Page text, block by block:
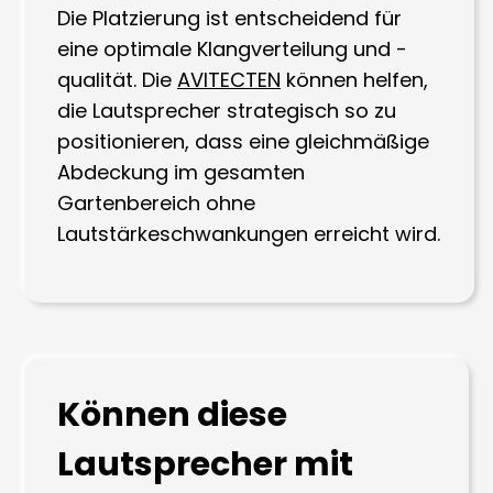
Die Platzierung ist entscheidend für
eine optimale Klangverteilung und -
qualität. Die AVITECTEN können helfen,
die Lautsprecher strategisch so zu
positionieren, dass eine gleichmäßige
Abdeckung im gesamten
Gartenbereich ohne
Lautstärkeschwankungen erreicht wird.
Können diese
Lautsprecher mit